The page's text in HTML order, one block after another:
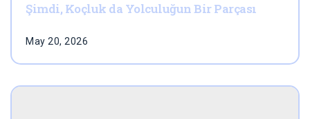
Şimdi, Koçluk da Yolculuğun Bir Parçası
May 20, 2026